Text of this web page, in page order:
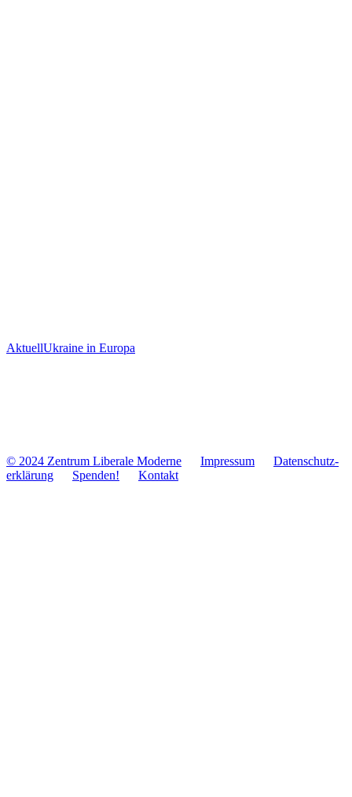
AktuellUkraine in Europa
© 2024 Zentrum Libe­rale Moderne Impres­sum
Daten­schutz­
er­klä­rung
Spenden! Kontakt